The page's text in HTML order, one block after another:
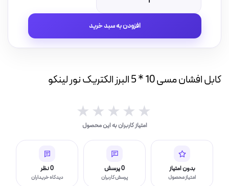
کابل افشان مسی 10 * 5 البرز الکتریک نور لینکو
★★★★★
امتیاز کاربران به این محصول
بدون امتیاز
امتیاز محصول
0 پرسش
پرسش کاربران
0 نظر
دیدگاه خریداران
کابل
افشان
مسی
10
البرز
الکتریک
لینکو
عدد
افزودن به سبد خرید